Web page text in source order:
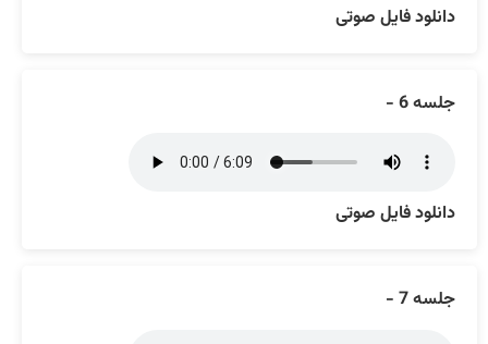
دانلود فایل صوتی
جلسه 6 -
دانلود فایل صوتی
جلسه 7 -